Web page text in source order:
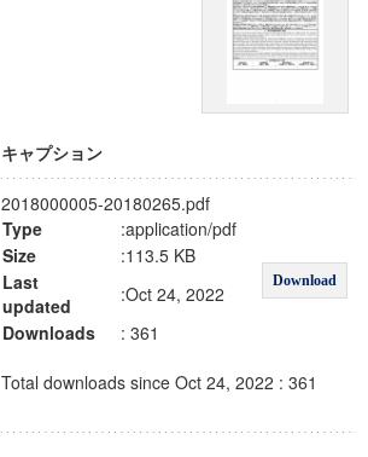
キャプション
2018000005-20180265.pdf
Type
:application/pdf
Download
Size
:113.5 KB
Last
updated
:Oct 24, 2022
Downloads
: 361
Total downloads since Oct 24, 2022 : 361